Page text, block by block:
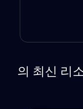
의 최신 리